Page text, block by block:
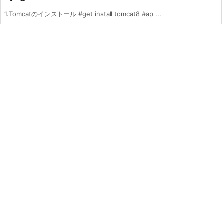
1.Tomcatのインストール #get install tomcat8 #ap ...